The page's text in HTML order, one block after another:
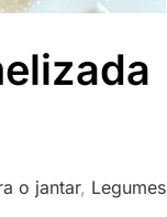
o jantar, Legumes